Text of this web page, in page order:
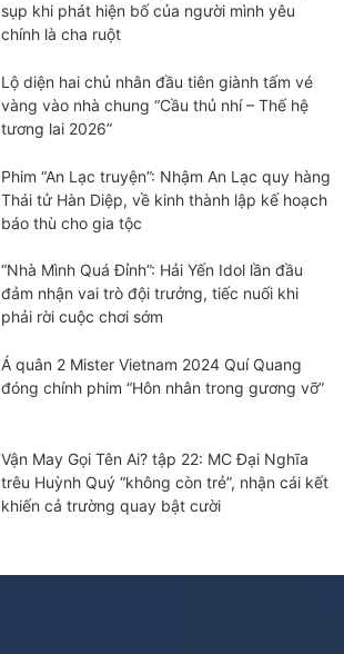
sụp khi phát hiện bố của người mình yêu
chính là cha ruột
Lộ diện hai chủ nhân đầu tiên giành tấm vé
vàng vào nhà chung “Cầu thủ nhí – Thế hệ
tương lai 2026”
Phim “An Lạc truyện”: Nhậm An Lạc quy hàng
Thái tử Hàn Diệp, về kinh thành lập kế hoạch
báo thù cho gia tộc
“Nhà Mình Quá Đỉnh”: Hải Yến Idol lần đầu
đảm nhận vai trò đội trưởng, tiếc nuối khi
phải rời cuộc chơi sớm
Á quân 2 Mister Vietnam 2024 Quí Quang
đóng chính phim “Hôn nhân trong gương vỡ”
Vận May Gọi Tên Ai? tập 22: MC Đại Nghĩa
trêu Huỳnh Quý “không còn trẻ”, nhận cái kết
khiến cả trường quay bật cười